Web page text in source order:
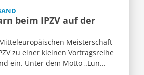
beim IPZV auf der
Meisterschaft
zu einer kleinen Vortragsreihe
ein. Unter dem Motto „Lun...